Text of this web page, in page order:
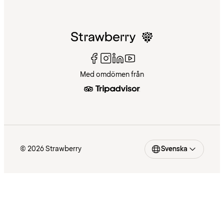
Med omdömen från
© 2026 Strawberry Svenska